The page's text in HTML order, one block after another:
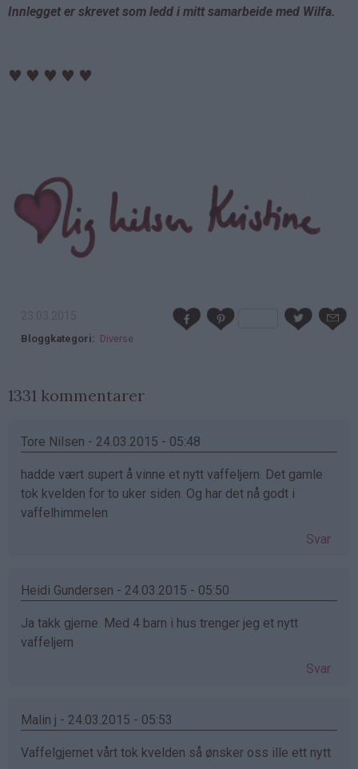
Innlegget er skrevet som ledd i mitt samarbeide med Wilfa.
♥ ♥ ♥ ♥ ♥
Bloggkategori Diverse
1331 kommentarer
Tore Nilsen - 24.03.2015 - 05:48
hadde vært supert å vinne et nytt vaffeljern. Det gamle
tok kvelden for to uker siden. Og har det nå godt i
vaffelhimmelen
Svar
Heidi Gundersen - 24.03.2015 - 05:50
Ja takk gjerne. Med 4 barn i hus trenger jeg et nytt
vaffeljern
Svar
Malin j - 24.03.2015 - 05:53
Vaffelgjernet vårt tok kvelden så ønsker oss ille ett nytt